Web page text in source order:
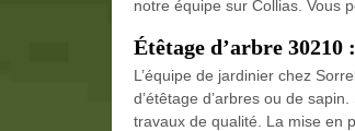
notre équipe sur Collias. Vous
Étêtage d’arbre
L’équipe de jardinier chez
d’étêtage d’arbres ou de
travaux de qualité. La mise en